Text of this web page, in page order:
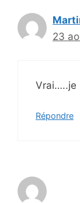
23
Vrai…..je
Répondre